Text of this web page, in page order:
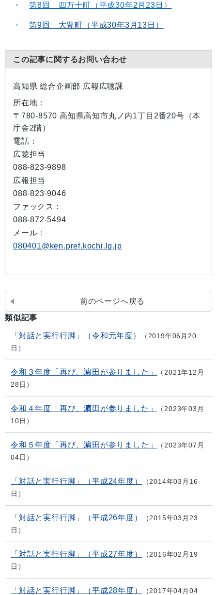
・第8回 四万十町（平成30年2月23日）
・第9回 大豊町（平成30年3月13日）
この記事に関するお問い合わせ
高知県 総合企画部 広報広聴課
所在地：
〒780-8570 高知県高知市丸ノ内1丁目2番20号（本
庁舎2階）
電話：
広聴担当
088-823-9898
広報担当
088-823-9046
ファックス：
088-872-5494
メール：
080401@ken.pref.kochi.lg.jp
前のページへ戻る
類似記事
「対話と実行行脚」（令和元年度）
2019年06月20
日
令和３年度「再び、濵田が参りました」
2021年12月
28日
令和４年度「再び、濵田が参りました」
2023年03月
10日
令和５年度「再び、濵田が参りました」
2023年07月
04日
「対話と実行行脚」（平成24年度）
2014年03月16
日
「対話と実行行脚」（平成26年度）
2015年03月23
日
「対話と実行行脚」（平成27年度）
2016年02月19
日
「対話と実行行脚」（平成28年度）
2017年04月04